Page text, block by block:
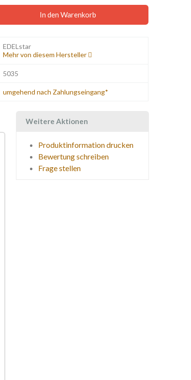
EDELstar
Mehr von diesem Hersteller
5035
umgehend nach Zahlungseingang*
Weitere Aktionen
Produktinformation drucken
Bewertung schreiben
Frage stellen